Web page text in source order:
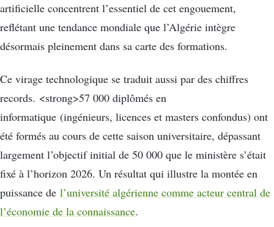
artificielle concentrent l’essentiel de cet engouement,
reflétant une tendance mondiale que l’Algérie intègre
désormais pleinement dans sa carte des formations.
Ce virage technologique se traduit aussi par des chiffres
records. <strong>57 000 diplômés en
informatique (ingénieurs, licences et masters confondus) ont
été formés au cours de cette saison universitaire, dépassant
largement l’objectif initial de 50 000 que le ministère s’était
fixé à l’horizon 2026. Un résultat qui illustre la montée en
puissance de l’université algérienne comme acteur central de
l’économie de la connaissance.